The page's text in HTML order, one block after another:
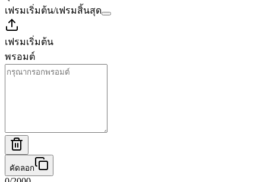
เฟรมเริ่มต้น/เฟรมสิ้นสุด
เฟรมเริ่มต้น
พรอมต์
คัดลอก